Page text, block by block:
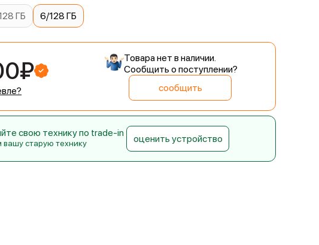
ГБ 6/128 ГБ
Товара нет в наличии.
Сообщить о поступлении?
сообщить
свою технику по trade-in
вашу старую технику оценить устройство